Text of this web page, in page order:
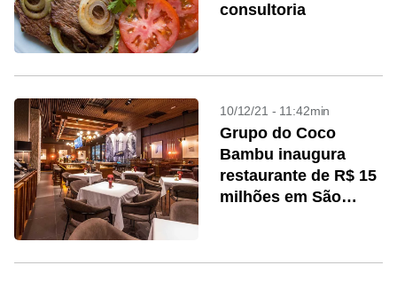
consultoria
10/12/21 - 11:42min
Grupo do Coco
Bambu inaugura
restaurante de R$ 15
milhões em São